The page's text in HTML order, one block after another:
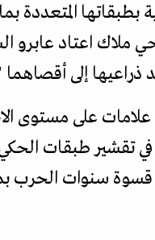
بطبقاتها
اعتاد عابرو
إلى أقصاهما
على مستوى
تقشير طبقات
سنوات الحرب